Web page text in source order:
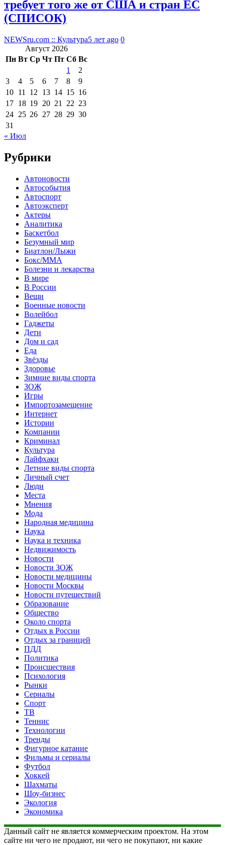
требует того же от США и стран ЕС
(СПИСОК)
NEWSru.com :: Культура5 лет ago 0
Август 2026
Пн Вт Ср Чт Пт Сб Вс
1
2
3
4 5 6 7 8
9
10 11 12 13 14 15 16
17 18 19 20 21 22 23
24 25 26 27 28 29 30
31
« Июл
Рубрики
Автоновости
Автособытия
Автоспорт
Автоэксперт
Актеры
Аналитика
Баскетбол
Безумный мир
Биатлон/Лыжи
Бокс/MMA
Болезни и лекарства
В мире
В России
Вещи
Военные новости
Волейбол
Гаджеты
Дети
Дом и сад
Еда
Звёзды
Здоровье
Зимние виды спорта
ЗОЖ
Игры
Импортозамещение
Интернет
Истории
Компании
Криминал
Культура
Лайфхаки
Летние виды спорта
Личный счет
Люди
Места
Мнения
Мода
Народная медицина
Наука
Наука и техника
Недвижимость
Новости
Новости ЗОЖ
Новости медицины
Новости Москвы
Новости путешествий
Образование
Общество
Около спорта
Отдых в России
Отдых за границей
ПДД
Политика
Происшествия
Психология
Рынки
Сериалы
Спорт
ТВ
Теннис
Технологии
Тренды
Фигурное катание
Фильмы и сериалы
Футбол
Хоккей
Шахматы
Шоу-бизнес
Экология
Экономика
Данный сайт не является коммерческим проектом. На этом
сайте ни чего не продают, ни чего не покупают, ни какие